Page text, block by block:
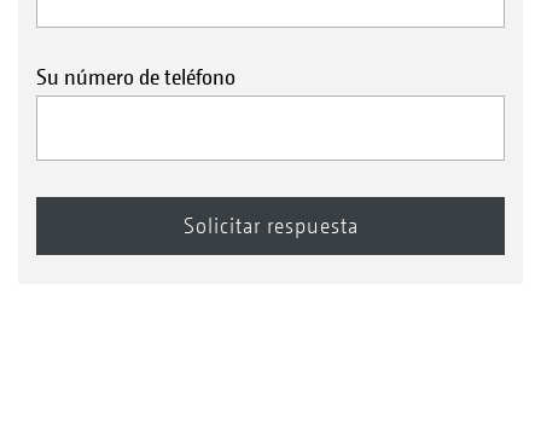
Su número de teléfono